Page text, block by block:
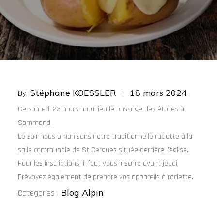
By:Stéphane KOESSLER
Posted
18 mars 2024
Ce samedi 23 mars aura lieu le passage des étoiles à
Sommand.
Le soir nous organisons notre traditionnelle raclette à la
salle communale de St Cergues située derrière l’église.
Pour les inscriptions, il faut vous inscrire avant jeudi.
Prévoyez également de prendre vos appareils à raclette.
Categories
Categories : Blog Alpin